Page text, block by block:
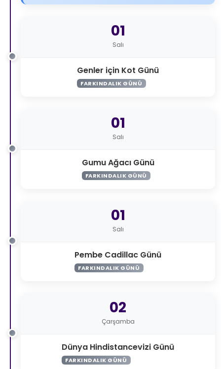
01
Salı
Genler için Kot Günü
FARKINDALIK GÜNÜ
01
Salı
Gumu Ağacı Günü
FARKINDALIK GÜNÜ
01
Salı
Pembe Cadillac Günü
FARKINDALIK GÜNÜ
02
Çarşamba
Dünya Hindistancevizi Günü
FARKINDALIK GÜNÜ